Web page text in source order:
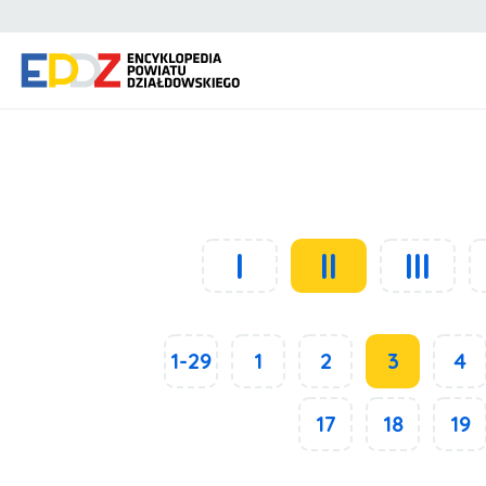
I II III
1-29 1 2 3 4
17 18 19